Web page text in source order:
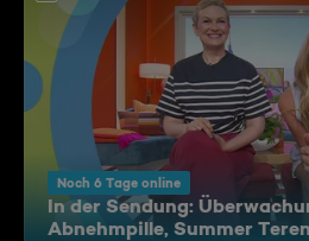
Noch 6 Tage online
In der Sendung:
Abnehmpille, Summer